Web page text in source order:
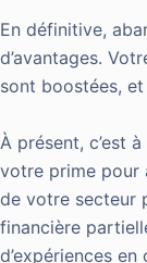
En définitive,
d’avantages.
sont boostées, et
À présent, c’est
votre prime pour
de votre secteur
financière
d’expériences